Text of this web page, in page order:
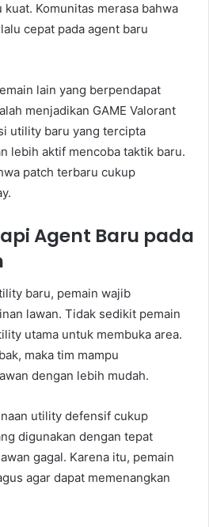
Komunitas merasa bahwa
cepat pada agent baru
lain yang berpendapat
menjadikan GAME Valorant
utility baru yang tercipta
lebih aktif mencoba taktik baru.
patch terbaru cukup
Agent Baru pada
baru, pemain wajib
lawan. Tidak sedikit pemain
utama untuk membuka area.
maka tim mampu
dengan lebih mudah.
utility defensif cukup
digunakan dengan tepat
gagal. Karena itu, pemain
agar dapat memenangkan